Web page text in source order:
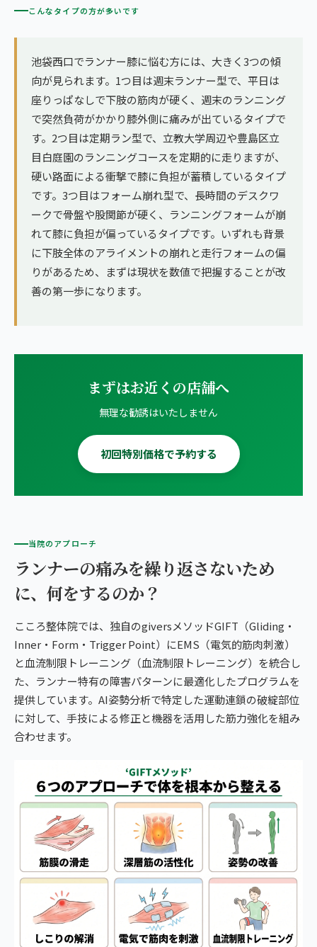
こんなタイプの方が多いです
池袋西口でランナー膝に悩む方には、大きく3つの傾
向が見られます。1つ目は週末ランナー型で、平日は
座りっぱなしで下肢の筋肉が硬く、週末のランニング
で突然負荷がかかり膝外側に痛みが出ているタイプで
す。2つ目は定期ラン型で、立教大学周辺や豊島区立
目白庭園のランニングコースを定期的に走りますが、
硬い路面による衝撃で膝に負担が蓄積しているタイプ
です。3つ目はフォーム崩れ型で、長時間のデスクワ
ークで骨盤や股関節が硬く、ランニングフォームが崩
れて膝に負担が偏っているタイプです。いずれも背景
に下肢全体のアライメントの崩れと走行フォームの偏
りがあるため、まずは現状を数値で把握することが改
善の第一歩になります。
まずはお近くの店舗へ
無理な勧誘はいたしません
初回特別価格で予約する
当院のアプローチ
ランナーの痛みを繰り返さないため
に、何をするのか？
こころ整体院では、独自のgiversメソッドGIFT（Gliding・
Inner・Form・Trigger Point）にEMS（電気的筋肉刺激）
と血流制限トレーニング（血流制限トレーニング）を統合し
た、ランナー特有の障害パターンに最適化したプログラムを
提供しています。AI姿勢分析で特定した運動連鎖の破綻部位
に対して、手技による修正と機器を活用した筋力強化を組み
合わせます。